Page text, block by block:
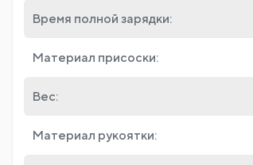
Время полной зарядки:
Материал присоски:
Вес:
Материал рукоятки: